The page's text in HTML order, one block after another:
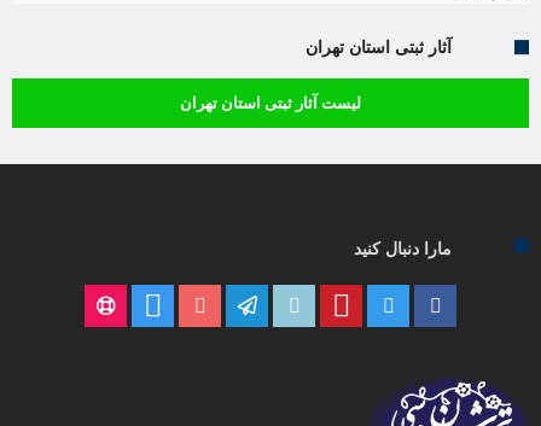
آثار ثبتی استان تهران
لیست آثار ثبتی استان تهران
مارا دنبال کنید